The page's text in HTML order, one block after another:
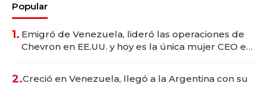
Popular
1. Emigró de Venezuela, lideró las operaciones de
Chevron en EE.UU. y hoy es la única mujer CEO en
2.Creció en Venezuela, llegó a la Argentina con su